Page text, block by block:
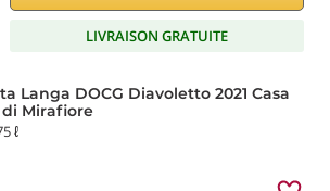
LIVRAISON GRATUITE
Langa DOCG Diavoletto 2021 Casa
di Mirafiore
ℓ